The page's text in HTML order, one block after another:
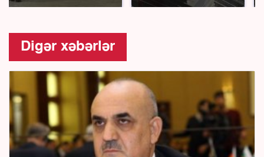
Digər xəbərlər